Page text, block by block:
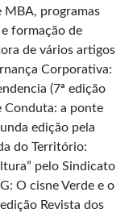
MBA, programas
formação de
de vários artigos
Corporativa:
(7ª edição
Conduta: a ponte
edição pela
do Território:
pelo Sindicato
O cisne Verde e o
Revista dos